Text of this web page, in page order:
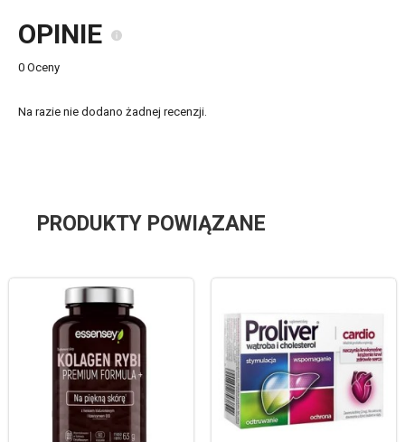
OPINIE
0 Oceny
Na razie nie dodano żadnej recenzji.
PRODUKTY POWIĄZANE